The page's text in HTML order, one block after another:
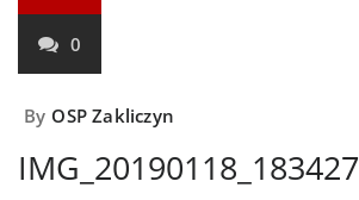
0
By OSP Zakliczyn
IMG_20190118_183427